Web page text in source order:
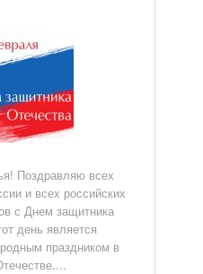
Поздравляю всех
и всех российских
с Днем защитника
день является
праздником в